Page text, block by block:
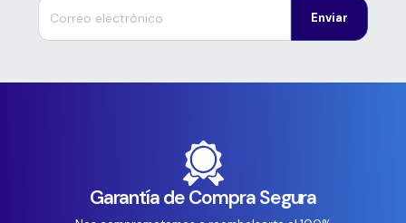
Enviar
Garantía de Compra Segura